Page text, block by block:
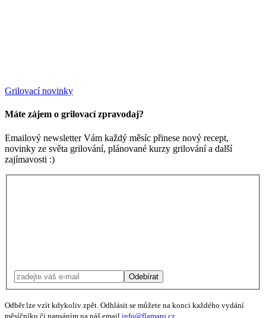
Grilovací novinky
Máte zájem o grilovací zpravodaj?
Emailový newsletter Vám každý měsíc přinese nový recept,
novinky ze světa grilování, plánované kurzy grilování a další
zajímavosti :)
Odebírat
Odběr lze vzít kdykoliv zpět. Odhlásit se můžete na konci každého vydání
měsíčníku či napsáním na náš email info@flamaro.cz.